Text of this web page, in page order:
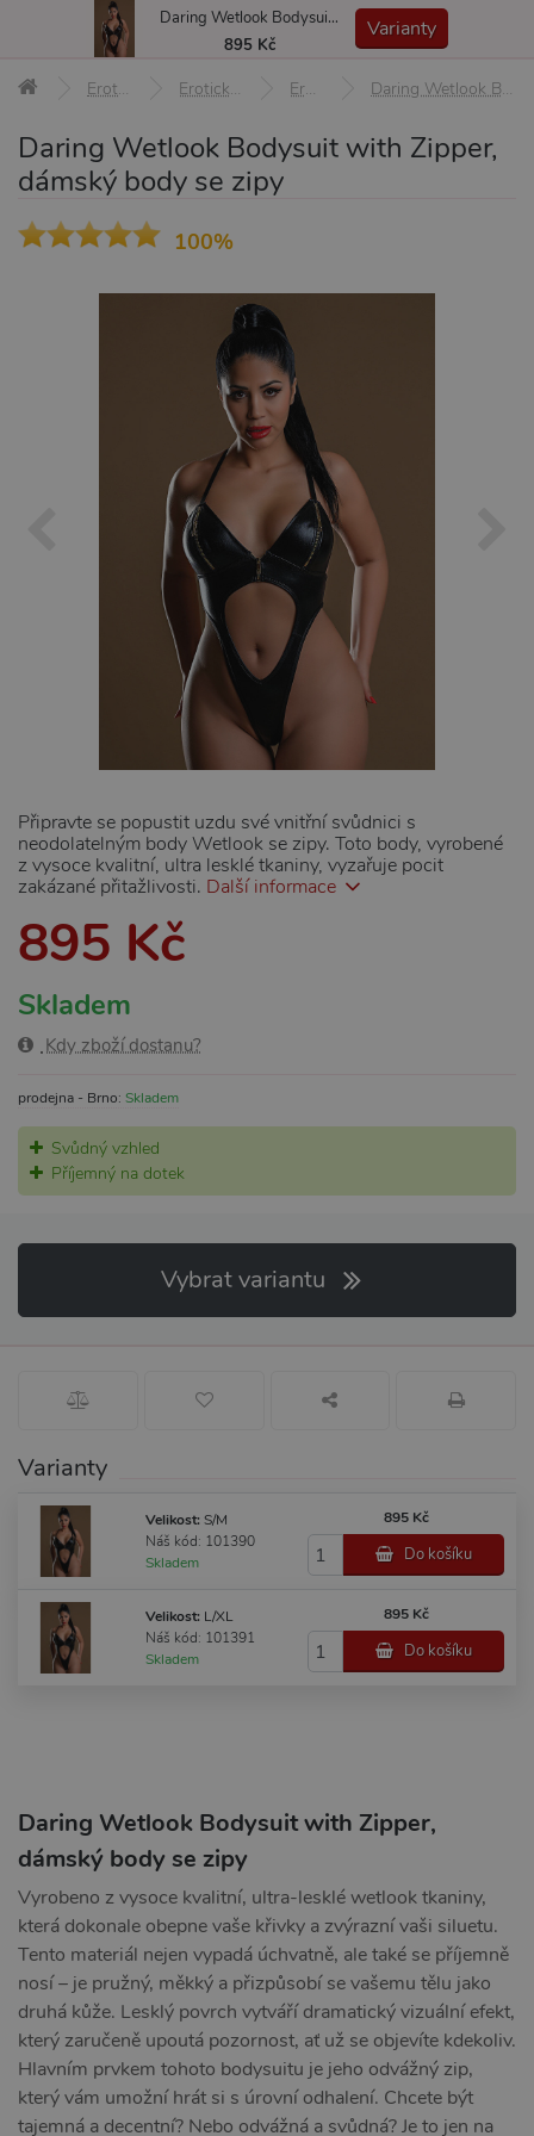
MENU
Erotické pomůcky Erotické prádlo a oblečení Erotické body Daring Wetlook Bodysuit with Zipper, dámský body se zipy
Daring Wetlook Bodysuit with Zipper,
dámský body se zipy
100%
Připravte se popustit uzdu své vnitřní svůdnici s
neodolatelným body Wetlook se zipy. Toto body, vyrobené
z vysoce kvalitní, ultra lesklé tkaniny, vyzařuje pocit
zakázané přitažlivosti. Další informace
895 Kč
Skladem
Kdy zboží dostanu?
prodejna - Brno: Skladem
Svůdný vzhled
Příjemný na dotek
Vybrat variantu
Varianty
Velikost: S/M
Náš kód: 101390
Skladem
895 Kč
Do košíku
Velikost: L/XL
Náš kód: 101391
Skladem
895 Kč
Do košíku
Daring Wetlook Bodysuit with Zipper, dámský body se zipy
895 Kč
Varianty
Daring Wetlook Bodysuit with Zipper,
dámský body se zipy
Vyrobeno z vysoce kvalitní, ultra-lesklé wetlook tkaniny,
která dokonale obepne vaše křivky a zvýrazní vaši siluetu.
Tento materiál nejen vypadá úchvatně, ale také se příjemně
nosí – je pružný, měkký a přizpůsobí se vašemu tělu jako
druhá kůže. Lesklý povrch vytváří dramatický vizuální efekt,
který zaručeně upoutá pozornost, ať už se objevíte kdekoliv.
Hlavním prvkem tohoto bodysuitu je jeho odvážný zip,
který vám umožní hrát si s úrovní odhalení. Chcete být
tajemná a decentní? Nebo odvážná a svůdná? Je to jen na